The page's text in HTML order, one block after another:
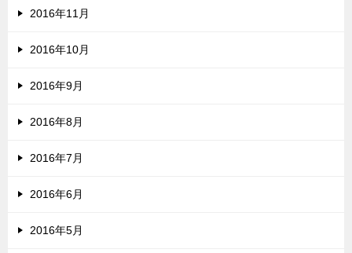
2016年11月
2016年10月
2016年9月
2016年8月
2016年7月
2016年6月
2016年5月